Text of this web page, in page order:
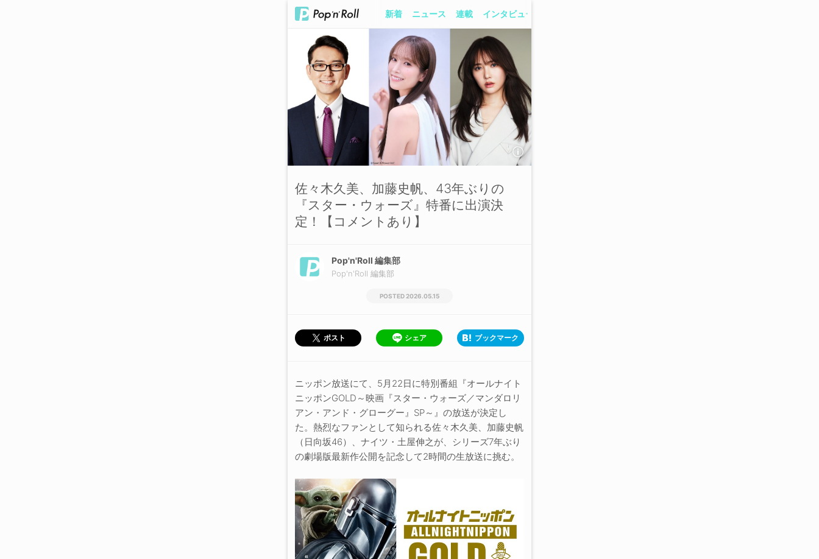
新着 ニュース 連載 インタビュー
佐々木久美、加藤史帆、43年ぶりの
『スター・ウォーズ』特番に出演決
定！【コメントあり】
Pop'n'Roll 編集部
Pop'n'Roll 編集部
2026.05.15
ポスト シェア ブックマーク
ニッポン放送にて、5月22日に特別番組『オールナイト
ニッポンGOLD～映画『スター・ウォーズ／マンダロリ
アン・アンド・グローグー』SP～』の放送が決定し
た。熱烈なファンとして知られる佐々木久美、加藤史帆
（日向坂46）、ナイツ・土屋伸之が、シリーズ7年ぶり
の劇場版最新作公開を記念して2時間の生放送に挑む。